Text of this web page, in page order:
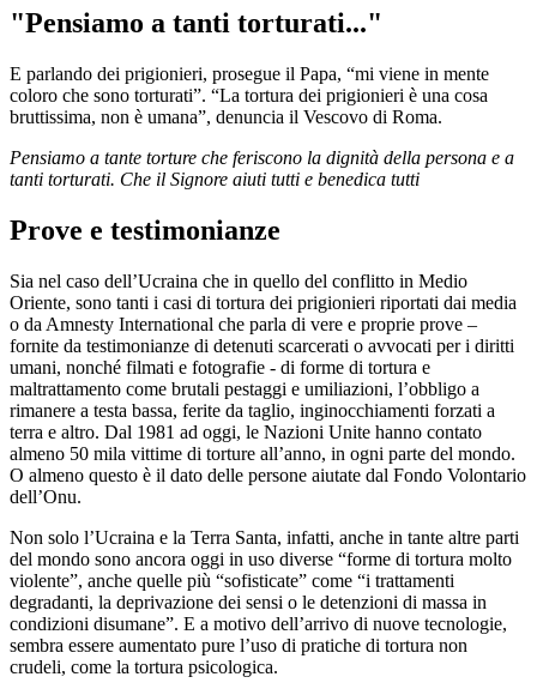
"Pensiamo a tanti torturati..."
E parlando dei prigionieri, prosegue il Papa, “mi viene in mente
coloro che sono torturati”. “La tortura dei prigionieri è una cosa
bruttissima, non è umana”, denuncia il Vescovo di Roma.
Pensiamo a tante torture che feriscono la dignità della persona e a
tanti torturati. Che il Signore aiuti tutti e benedica tutti
Prove e testimonianze
Sia nel caso dell’Ucraina che in quello del conflitto in Medio
Oriente, sono tanti i casi di tortura dei prigionieri riportati dai media
o da Amnesty International che parla di vere e proprie prove –
fornite da testimonianze di detenuti scarcerati o avvocati per i diritti
umani, nonché filmati e fotografie - di forme di tortura e
maltrattamento come brutali pestaggi e umiliazioni, l’obbligo a
rimanere a testa bassa, ferite da taglio, inginocchiamenti forzati a
terra e altro. Dal 1981 ad oggi, le Nazioni Unite hanno contato
almeno 50 mila vittime di torture all’anno, in ogni parte del mondo.
O almeno questo è il dato delle persone aiutate dal Fondo Volontario
dell’Onu.
Non solo l’Ucraina e la Terra Santa, infatti, anche in tante altre parti
del mondo sono ancora oggi in uso diverse “forme di tortura molto
violente”, anche quelle più “sofisticate” come “i trattamenti
degradanti, la deprivazione dei sensi o le detenzioni di massa in
condizioni disumane”. E a motivo dell’arrivo di nuove tecnologie,
sembra essere aumentato pure l’uso di pratiche di tortura non
crudeli, come la tortura psicologica.